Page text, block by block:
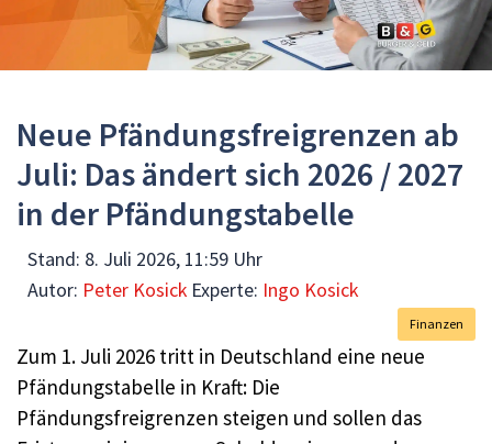
Neue Pfändungsfreigrenzen ab
Juli: Das ändert sich 2026 / 2027
in der Pfändungstabelle
Stand: 8. Juli 2026, 11:59 Uhr
Autor: Peter Kosick Experte: Ingo Kosick
Finanzen
Zum 1. Juli 2026 tritt in Deutschland eine neue
Pfändungstabelle in Kraft: Die
Pfändungsfreigrenzen steigen und sollen das